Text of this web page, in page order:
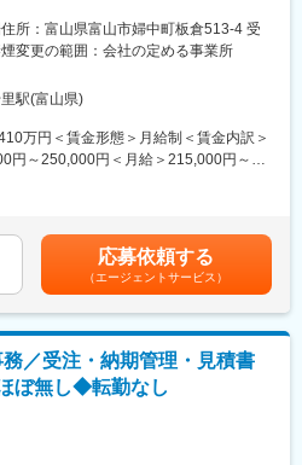
、1:00～8:45の3交替制（45分休
繁忙状況により、時期を限定した2交
の改善で「止まらない設備」を実現す
ペシャリストだけでなく、設備改善や
拡大も可能
業務
らゆる情報を正確に処理し、社内外に
や製造部門をサポートするお仕事で
せん。
問い合わせ対応等営業補助
に業務の進め方について学んでいただ
しやすいため、未経験からの挑戦も歓
所：富山県富山市婦中町板倉513-4 受
変更の範囲：会社の定める事業所
駅(富山県)
万円＜賃金形態＞月給制＜賃金内訳＞
円～250,000円＜月給＞215,000円～
績）賃金はあくまでも目安の金額であ
可能性があります。月給(月額)は固定手
応募依頼する
（エージェントサービス）
務／受注・納期管理・見積書
ぼ無し◆転勤なし